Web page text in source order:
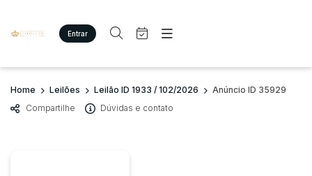
Entrar
Criar conta Entrar
Site
Agenda
Quem Somos
Busca por palavra-chave
Quem Somos
Home Leilões Leilão ID 1933 / 102/2026
Anúncio ID 35929
Compartilhe
Dúvidas e contato